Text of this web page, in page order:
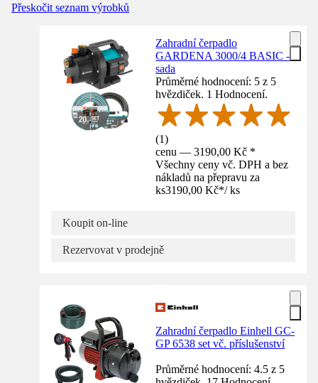
Přeskočit seznam výrobků
Zahradní čerpadlo
GARDENA 3000/4 BASIC -
sada
Průměrné hodnocení: 5 z 5
hvězdiček. 1 Hodnocení.
(1)
cenu — 3190,00 Kč *
Všechny ceny vč. DPH a bez
nákladů na přepravu za
ks3190,00 Kč*/ ks
Koupit on-line
Rezervovat v prodejně
Zahradní čerpadlo Einhell GC-
GP 6538 set vč. příslušenství
Průměrné hodnocení: 4.5 z 5